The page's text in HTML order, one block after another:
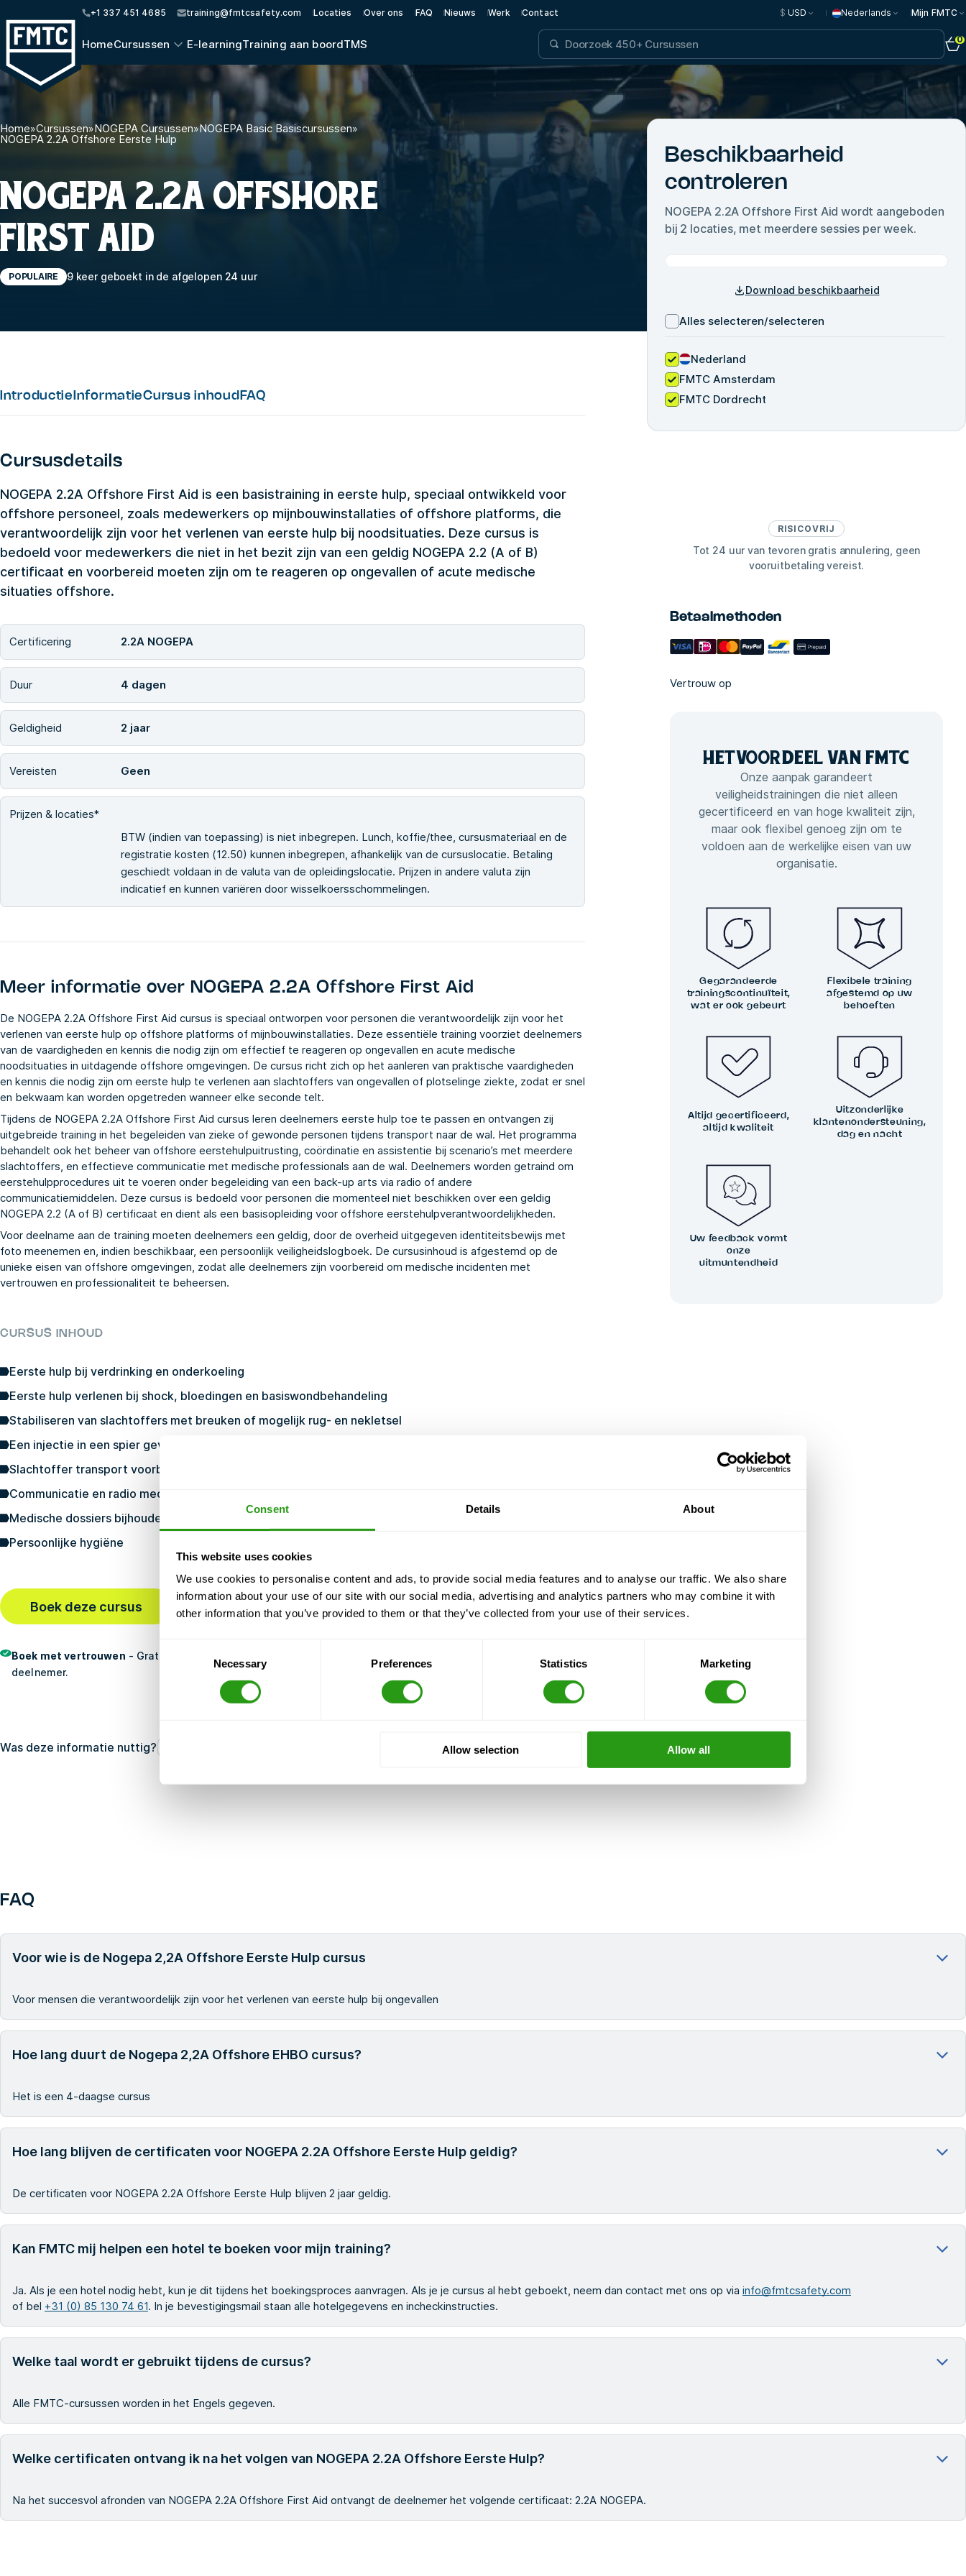
Consent Details About
This website uses cookies
We use cookies to personalise content and ads, to provide social media features and to analyse our traffic. We also share
information about your use of our site with our social media, advertising and analytics partners who may combine it with
other information that you’ve provided to them or that they’ve collected from your use of their services.
Necessary Preferences Statistics Marketing
Allow selection Allow all
+1 337 451 4685 training@fmtcsafety.com Locaties Over ons FAQ Nieuws Werk Contact $ USD Nederlands Mijn FMTC
HomeCursussen E-learningTraining aan boordTMS 0
Home»Cursussen»NOGEPA Cursussen»NOGEPA Basic Basiscursussen»
NOGEPA 2.2A Offshore Eerste Hulp
NOGEPA 2.2A OFFSHORE
FIRST AID
POPULAIRE 9 keer geboekt in de afgelopen 24 uur
Introductie InformatieCursus inhoud FAQ
Cursusdetails
NOGEPA 2.2A Offshore First Aid is een basistraining in eerste hulp, speciaal ontwikkeld voor
offshore personeel, zoals medewerkers op mijnbouwinstallaties of offshore platforms, die
verantwoordelijk zijn voor het verlenen van eerste hulp bij noodsituaties. Deze cursus is
bedoeld voor medewerkers die niet in het bezit zijn van een geldig NOGEPA 2.2 (A of B)
certificaat en voorbereid moeten zijn om te reageren op ongevallen of acute medische
situaties offshore.
Certificering 2.2A NOGEPA
Duur 4 dagen
Geldigheid 2 jaar
Vereisten Geen
Prijzen & locaties*
BTW (indien van toepassing) is niet inbegrepen. Lunch, koffie/thee, cursusmateriaal en de
registratie kosten (12.50) kunnen inbegrepen, afhankelijk van de cursuslocatie. Betaling
geschiedt voldaan in de valuta van de opleidingslocatie. Prijzen in andere valuta zijn
indicatief en kunnen variëren door wisselkoersschommelingen.
Meer informatie over NOGEPA 2.2A Offshore First Aid
De NOGEPA 2.2A Offshore First Aid cursus is speciaal ontworpen voor personen die verantwoordelijk zijn voor het
verlenen van eerste hulp op offshore platforms of mijnbouwinstallaties. Deze essentiële training voorziet deelnemers
van de vaardigheden en kennis die nodig zijn om effectief te reageren op ongevallen en acute medische
noodsituaties in uitdagende offshore omgevingen. De cursus richt zich op het aanleren van praktische vaardigheden
en kennis die nodig zijn om eerste hulp te verlenen aan slachtoffers van ongevallen of plotselinge ziekte, zodat er snel
en bekwaam kan worden opgetreden wanneer elke seconde telt.
Tijdens de NOGEPA 2.2A Offshore First Aid cursus leren deelnemers eerste hulp toe te passen en ontvangen zij
uitgebreide training in het begeleiden van zieke of gewonde personen tijdens transport naar de wal. Het programma
behandelt ook het beheer van offshore eerstehulpuitrusting, coördinatie en assistentie bij scenario’s met meerdere
slachtoffers, en effectieve communicatie met medische professionals aan de wal. Deelnemers worden getraind om
eerstehulpprocedures uit te voeren onder begeleiding van een back-up arts via radio of andere
communicatiemiddelen. Deze cursus is bedoeld voor personen die momenteel niet beschikken over een geldig
NOGEPA 2.2 (A of B) certificaat en dient als een basisopleiding voor offshore eerstehulpverantwoordelijkheden.
Voor deelname aan de training moeten deelnemers een geldig, door de overheid uitgegeven identiteitsbewijs met
foto meenemen en, indien beschikbaar, een persoonlijk veiligheidslogboek. De cursusinhoud is afgestemd op de
unieke eisen van offshore omgevingen, zodat alle deelnemers zijn voorbereid om medische incidenten met
vertrouwen en professionaliteit te beheersen.
CURSUS INHOUD
Eerste hulp bij verdrinking en onderkoeling
Eerste hulp verlenen bij shock, bloedingen en basiswondbehandeling
Stabiliseren van slachtoffers met breuken of mogelijk rug- en nekletsel
Een injectie in een spier geven
Slachtoffer transport voorbereiden
Communicatie en radio medische dienst
Medische dossiers bijhouden
Persoonlijke hygiëne
Boek deze cursus Laatst geboekt 37 min geleden
Boek met vertrouwen - Gratis annulering, geen vooruitbetaling, en we annuleren nooit. Zelfs bij slechts 1
deelnemer.
Was deze informatie nuttig?
Beschikbaarheid
controleren
NOGEPA 2.2A Offshore First Aid wordt aangeboden
bij 2 locaties, met meerdere sessies per week.
Download beschikbaarheid
Alles selecteren/selecteren
Nederland
FMTC Amsterdam
FMTC Dordrecht
RISICOVRIJ
Tot 24 uur van tevoren gratis annulering, geen
vooruitbetaling vereist.
Betaalmethoden
Vertrouw op
HETVOORDEEL VAN FMTC
Onze aanpak garandeert
veiligheidstrainingen die niet alleen
gecertificeerd en van hoge kwaliteit zijn,
maar ook flexibel genoeg zijn om te
voldoen aan de werkelijke eisen van uw
organisatie.
Gegarandeerde
trainingscontinuïteit,
wat er ook gebeurt
Flexibele training
afgestemd op uw
behoeften
Altijd gecertificeerd,
altijd kwaliteit
Uitzonderlijke
klantenondersteuning,
dag en nacht
Uw feedback vormt
onze
uitmuntendheid
FAQ
Voor wie is de Nogepa 2,2A Offshore Eerste Hulp cursus
Voor mensen die verantwoordelijk zijn voor het verlenen van eerste hulp bij ongevallen
Hoe lang duurt de Nogepa 2,2A Offshore EHBO cursus?
Het is een 4-daagse cursus
Hoe lang blijven de certificaten voor NOGEPA 2.2A Offshore Eerste Hulp geldig?
De certificaten voor NOGEPA 2.2A Offshore Eerste Hulp blijven 2 jaar geldig.
Kan FMTC mij helpen een hotel te boeken voor mijn training?
Ja. Als je een hotel nodig hebt, kun je dit tijdens het boekingsproces aanvragen. Als je je cursus al hebt geboekt, neem dan contact met ons op via info@fmtcsafety.com
of bel +31 (0) 85 130 74 61. In je bevestigingsmail staan alle hotelgegevens en incheckinstructies.
Welke taal wordt er gebruikt tijdens de cursus?
Alle FMTC-cursussen worden in het Engels gegeven.
Welke certificaten ontvang ik na het volgen van NOGEPA 2.2A Offshore Eerste Hulp?
Na het succesvol afronden van NOGEPA 2.2A Offshore First Aid ontvangt de deelnemer het volgende certificaat: 2.2A NOGEPA.